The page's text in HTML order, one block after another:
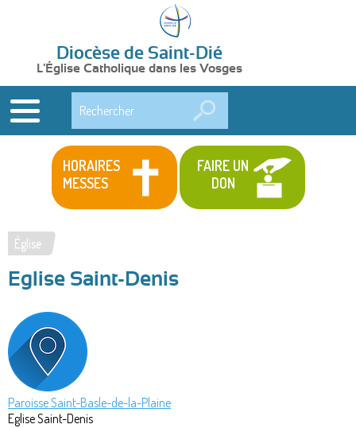
Diocèse de Saint-Dié
L'Église Catholique dans les Vosges
HORAIRES
MESSES
FAIRE UN
DON
Vous
êtes
ici
Église
Eglise Saint-Denis
Paroisse Saint-Basle-de-la-Plaine
Eglise Saint-Denis